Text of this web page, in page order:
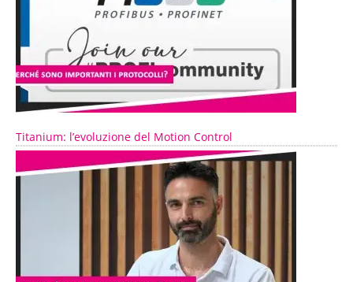
Titanium: l’evoluzione del Motion Control